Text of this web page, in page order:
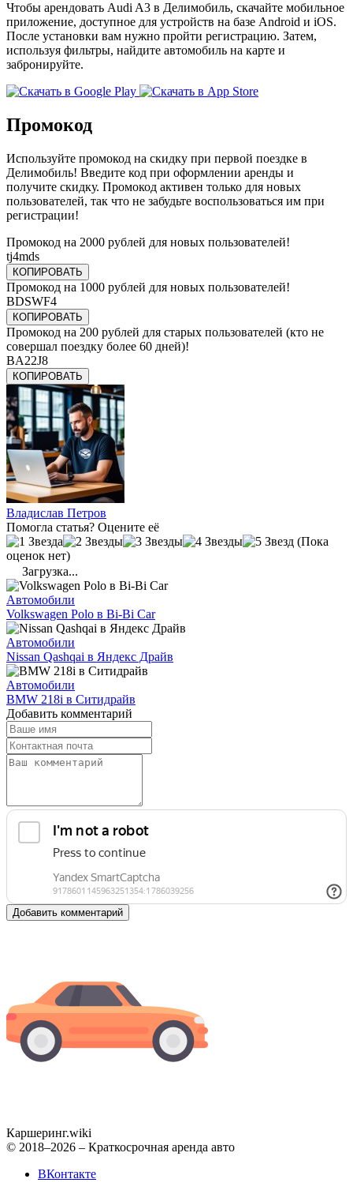
Чтобы арендовать Audi A3 в Делимобиль, скачайте мобильное
приложение, доступное для устройств на базе Android и iOS.
После установки вам нужно пройти регистрацию. Затем,
используя фильтры, найдите автомобиль на карте и
забронируйте.
Промокод
Используйте промокод на скидку при первой поездке в
Делимобиль! Введите код при оформлении аренды и
получите скидку. Промокод активен только для новых
пользователей, так что не забудьте воспользоваться им при
регистрации!
Промокод на 2000 рублей для новых пользователей!
tj4mds
КОПИРОВАТЬ
Промокод на 1000 рублей для новых пользователей!
BDSWF4
КОПИРОВАТЬ
Промокод на 200 рублей для старых пользователей (кто не
совершал поездку более 60 дней)!
BA22J8
КОПИРОВАТЬ
Владислав Петров
Помогла статья? Оцените её
(Пока
оценок нет)
Загрузка...
Автомобили
Volkswagen Polo в Bi-Bi Car
Автомобили
Nissan Qashqai в Яндекс Драйв
Автомобили
BMW 218i в Ситидрайв
Добавить комментарий
Добавить комментарий
Каршеринг.wiki
© 2018–2026 – Краткосрочная аренда авто
ВКонтакте